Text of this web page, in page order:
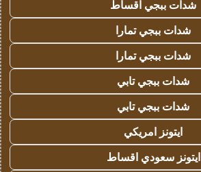
شدات ببجي اقساط
شدات ببجي تمارا
شدات ببجي تمارا
شدات ببجي تابي
شدات ببجي تابي
ايتونز امريكي
ايتونز سعودي اقساط